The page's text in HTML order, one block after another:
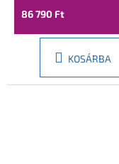
86 790 Ft
KOSÁRBA